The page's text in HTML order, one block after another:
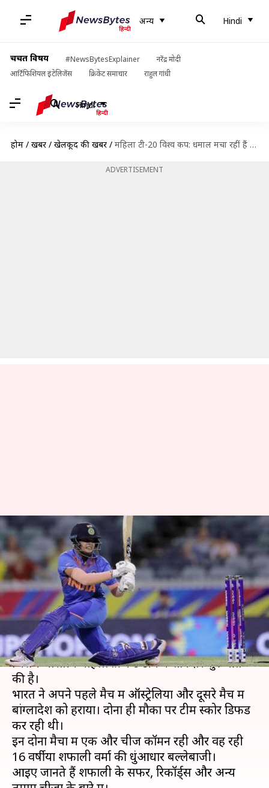
अन्य Hindi
चर्चित विषय #NewsBytesExplainer
नरेंद्र मोदी
आर्टिफिशियल इंटेलिजेंस
क्रिकेट समाचार राहुल गांधी
Hindi
होम / खबरें / खेलकूद की खबरें / महिला टी-20 विश्व कप: धमाल मचा रहीं हैं हरियाणा की 16 वर्षीय शफाली, जानिए उनका सफर
ADVERTISEMENT
महिला टी-20 विश्व कप: धमाल मचा
रहीं हैं हरियाणा की 16 वर्षीय शफाली,
जानिए उनका सफर
लेखन Neeraj Pandey Feb 25, 2020 03:49 pm
क्या है खबर?
ऑस्ट्रेलिया में महिला टी-20 विश्व कप खेला जा रहा है
जिसमें भारतीय महिला क्रिकेट टीम ने शानदार शुरुआत
की है।
भारत ने अपने पहले मैच में ऑस्ट्रेलिया और दूसरे मैच में
बांग्लादेश को हराया। दोनों ही मौकों पर टीम स्कोर डिफेंड
कर रही थी।
इन दोनों मैचों में एक और चीज कॉमन रही और वह रही
16 वर्षीया शफाली वर्मा की धुंआधार बल्लेबाजी।
आइए जानते हैं शफाली के सफर, रिकॉर्ड्स और अन्य